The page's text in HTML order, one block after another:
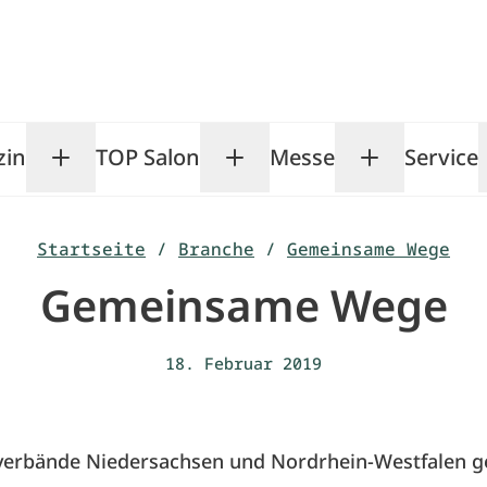
Toggle Magazin submenu
TOP Salon Toggle TOP Salon
Messe ToggleService
Startseite / Branche / Gemeinsame Wege
Gemeinsame Wege
18. Februar 2019
Niedersachsen und Nordrhein-Westfalen